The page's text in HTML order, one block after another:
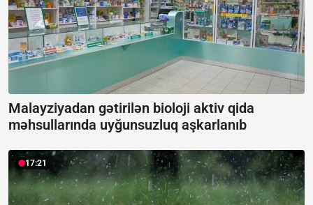
Malayziyadan gətirilən bioloji aktiv qida
məhsullarında uyğunsuzluq aşkarlanıb
17:21